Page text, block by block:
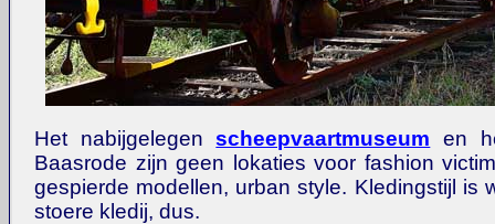
Het nabijgelegenscheepvaartmuseum en
Baasrode zijn geen lokaties voor fashion
gespierde modellen, urban style. Kledingstijl is
stoere kledij, dus.